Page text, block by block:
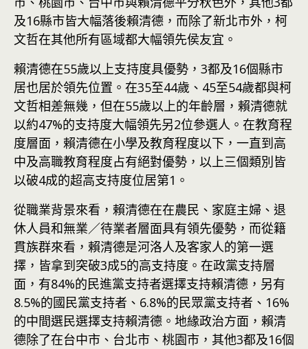
及16縣市皆大幅落後賴清德，而除了新北市外，柯
文哲在其他所有區域都大幅領先侯友宜。
賴清德在55歲以上支持度具優勢，3都及16個縣市
居也居於領先位置。在35至44歲、45至54歲都與柯
文哲相差無幾，但在55歲以上的年齡層，賴清德就
以約47%的支持度大幅領先另2位參選人。在教育程
度層面，賴清德在小學及教育程度以下，一直到高
中及高職教育程度占有絕對優勢，以上三個類別皆
以破4成的超高支持度位居第1。
從職業背景來看，賴清德在在農民、家庭主婦、退
休人員和無業／待業者層面具有領先優勢，而從籍
貫族群來看，賴清德是河洛人及客家人的第一選
擇，皆拿到突破3成5的高支持度。在政黨支持層
面，有84%的民進黨支持者選擇支持賴清德，另有
8.5%的國民黨支持者、6.8%的民眾黨支持者、16%
的中間選民選擇支持賴清德。地緣政治方面，賴清
德除了在台中市、台北市、桃園市，其他3都及16個